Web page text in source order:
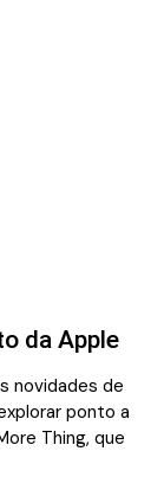
da Apple
novidades de
ponto a
Thing, que